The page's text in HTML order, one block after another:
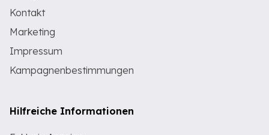
Kontakt
Marketing
Impressum
Kampagnenbestimmungen
Hilfreiche Informationen